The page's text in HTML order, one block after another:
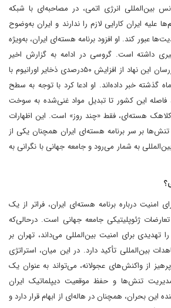
بین‌المللی انرژی اتمی، در مصاحبه‌ای با شبکه
علیه ایران کارایی لازم را ندارند و ایران به‌وضوح
عبور کند. او افزود‌ برنامه هسته‌ای ایران، به‌ویژه
چشمگیری داشته است. گروسی در ادامه به گزارش اخیر
آژانس اشاره کرد و گفت‌ بازرسان این نهاد از افزایش ۵۰‌درصدی ذخایر اورانیوم با
گذشته خبر داده‌اند. او ادعا کرد‌ با توجه به سطح
فاصله این کشور تا تبدیل مواد غنی‌شده به سوخت
هسته‌ای، فقط «چند روز» است. این اظهارات
بر سر برنامه هسته‌ای ایران همچنان یکی از
به شمار می‌رود و جامعه جهانی با نگرانی به
امنیت درباره برنامه هسته‌ای ایران، فراتر از یک
تعارضات ژئوپلیتیکی جامعه جهانی است. درحالی‌که
تهدیدی برای امنیت بین‌المللی می‌داند، تهران بر
بین‌المللی تأکید دارد. در این میان، استراتژی
از واکنش‌های عجولانه، می‌تواند به‌ عنوان یک
تنش‌ها و حفظ موقعیت دیپلماتیک ایران
این بحران، همچنان در هاله‌ای از ابهام قرار دارد و